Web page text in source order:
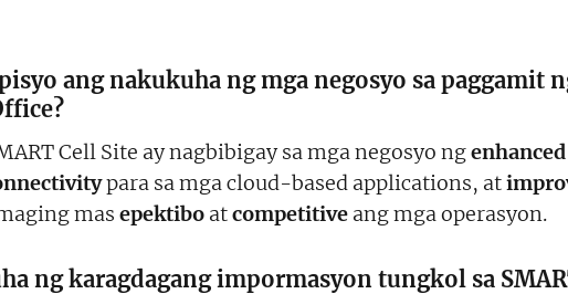
ang nakukuha ng mga negosyo sa paggamit
Cell Site ay nagbibigay sa mga negosyo ng
para sa mga cloud-based applications, at
mas epektibo atcompetitive ang mga operasyon.
ng karagdagang impormasyon tungkol sa